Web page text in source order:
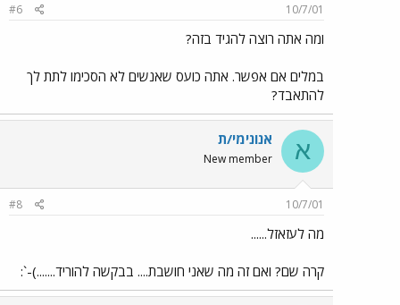
10/7/01
#6
ומה אתה רוצה להגיד בזה?
במלים אם אפשר. אתה כועס שאנשים לא הסכימו לתת לך
להתאבד?
א אנונימי/ת
New member
10/7/01
#8
מה לעזאזל......
קרה שם? ואם זה מה שאני חושבת.... בבקשה להוריד.......)-`: